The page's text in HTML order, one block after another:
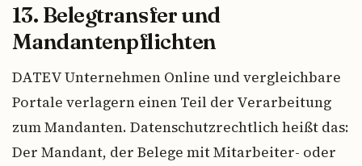
13. Belegtransfer und
Mandantenpflichten
DATEV Unternehmen Online und vergleichbare
Portale verlagern einen Teil der Verarbeitung
zum Mandanten. Datenschutzrechtlich heißt das:
Der Mandant, der Belege mit Mitarbeiter- oder